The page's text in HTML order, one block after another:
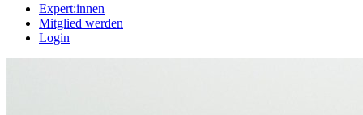
Expert:innen
Mitglied werden
Login